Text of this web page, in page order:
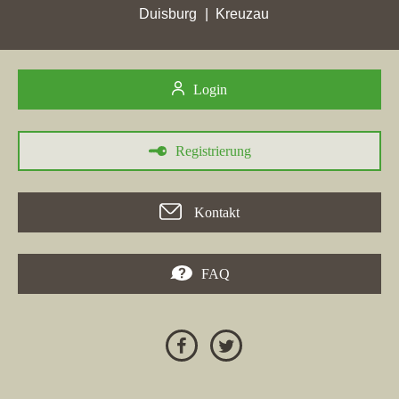
unter anderem falcimmo.de und vivawest.de. Auch die Firma
Dieckmann Immobilien GmbHhat in Bergkamen einen
Zuwachs an Stadtpunkten erzielt und belegt nun ebenfalls einen
der vorderen Plätze. Die Webseite von
Immobilienhat mit einem Plus von 24,1 Punkten ebenfalls eine
Höchstwertung in Bergkamen erreicht. Zusammenfassend sind
die besten Makler in Bergkamen aktuell sehr erfolgreich bei der
Platzierung und Punktevergabe.
30.05.2026
30.05.2026 in mehreren Städten, darunter
Brandenburg an der Havel
, undSoltau
Duisburg Kreuzau
Login
Registrierung
Kontakt
FAQ